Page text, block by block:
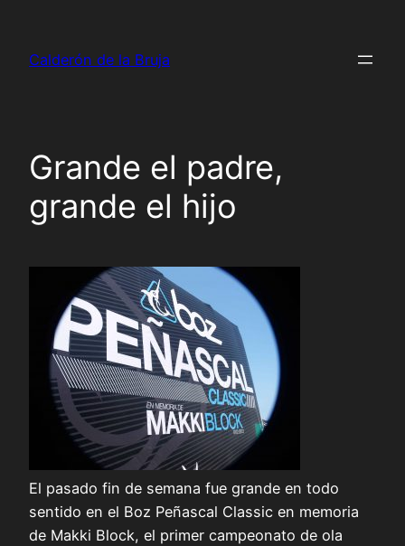
contenido
Calderón de la Bruja
Grande el padre,
grande el hijo
El pasado fin de semana fue grande en todo
sentido en el Boz Peñascal Classic en memoria
de Makki Block, el primer campeonato de ola